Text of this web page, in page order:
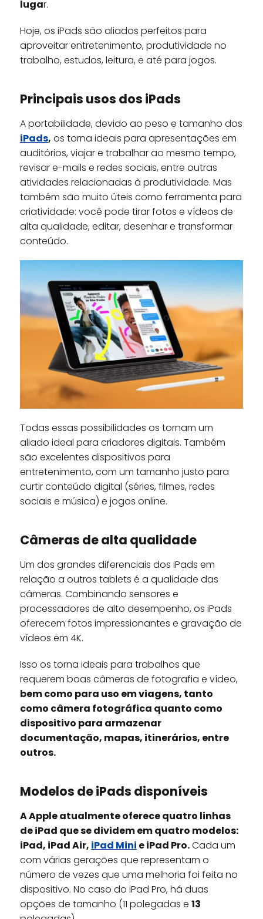
lugar.
Hoje, os iPads são aliados perfeitos para
aproveitar entretenimento, produtividade no
trabalho, estudos, leitura, e até para jogos.
Principais usos dos iPads
A portabilidade, devido ao peso e tamanho dos
iPads, os torna ideais para apresentações em
auditórios, viajar e trabalhar ao mesmo tempo,
revisar e-mails e redes sociais, entre outras
atividades relacionadas à produtividade. Mas
também são muito úteis como ferramenta para
criatividade: você pode tirar fotos e vídeos de
alta qualidade, editar, desenhar e transformar
conteúdo.
Todas essas possibilidades os tornam um
aliado ideal para criadores digitais. Também
são excelentes dispositivos para
entretenimento, com um tamanho justo para
curtir conteúdo digital (séries, filmes, redes
sociais e música) e jogos online.
Câmeras de alta qualidade
Um dos grandes diferenciais dos iPads em
relação a outros tablets é a qualidade das
câmeras. Combinando sensores e
processadores de alto desempenho, os iPads
oferecem fotos impressionantes e gravação de
vídeos em 4K.
Isso os torna ideais para trabalhos que
requerem boas câmeras de fotografia e vídeo,
bem como para uso em viagens, tanto
como câmera fotográfica quanto como
dispositivo para armazenar
documentação, mapas, itinerários, entre
outros.
Modelos de iPads disponíveis
A Apple atualmente oferece quatro linhas
de iPad que se dividem em quatro modelos:
iPad, iPad Air, iPad Mini e iPad Pro.Cada um
com várias gerações que representam o
número de vezes que uma melhoria foi feita no
dispositivo. No caso do iPad Pro, há duas
opções de tamanho (11 polegadas e 13